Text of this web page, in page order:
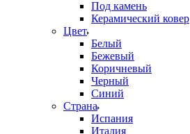
Под камень
Керамический ковер
Цвет
Белый
Бежевый
Коричневый
Черный
Синий
Страна
Испания
Италия